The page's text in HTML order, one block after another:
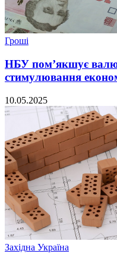
Гроші
НБУ пом’якшує
стимулювання
10.05.2025
Західна Україна